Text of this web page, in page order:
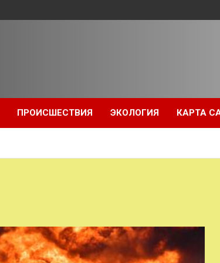
ПРОИСШЕСТВИЯ ЭКОЛОГИЯ КАРТА